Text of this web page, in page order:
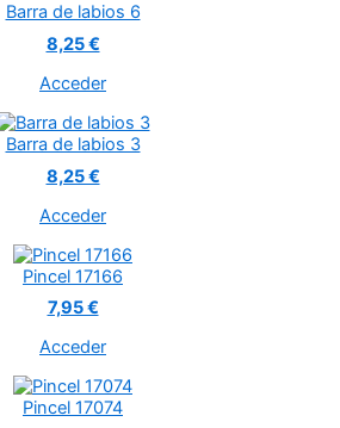
Barra de labios 6
8,25 €
Acceder
Barra de labios 3
8,25 €
Acceder
Pincel 17166
7,95 €
Acceder
Pincel 17074